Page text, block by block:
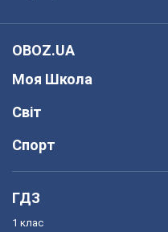
OBOZ.UA
Моя Школа
Світ
Спорт
ГДЗ
1 клас